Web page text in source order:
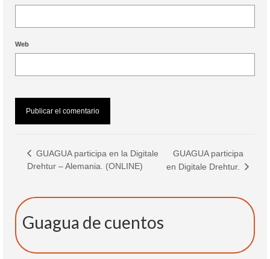
Web
GUAGUA participa en la Digitale
Drehtur – Alemania. (ONLINE)
GUAGUA participa
en Digitale Drehtur.
Guagua de cuentos